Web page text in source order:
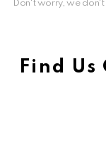
Don't worry, we don't
Find Us